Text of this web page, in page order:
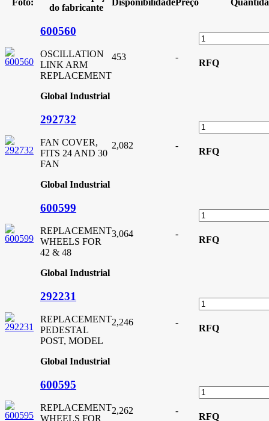
do fabricante
600560
OSCILLATION
LINK ARM
REPLACEMENT
Global Industrial
453 -
RFQ
292732
FAN COVER,
FITS 24 AND 30
FAN
Global Industrial
2,082 -
RFQ
600599
REPLACEMENT
WHEELS FOR
42 & 48
Global Industrial
3,064 -
RFQ
292231
REPLACEMENT
PEDESTAL
POST, MODEL
Global Industrial
2,246 -
RFQ
600595
REPLACEMENT
WHEELS FOR
2,262 -
RFQ